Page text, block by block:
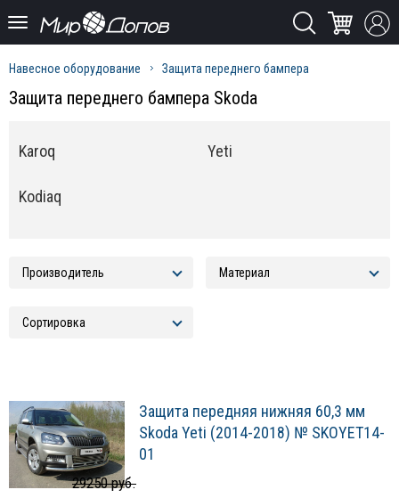
Навесное оборудование Защита переднего бампера
Защита переднего бампера Skoda
Karoq
Kodiaq
Yeti
Защита передняя нижняя 60,3 мм
Skoda Yeti (2014-2018) № SKOYET14-
01
29250 руб.